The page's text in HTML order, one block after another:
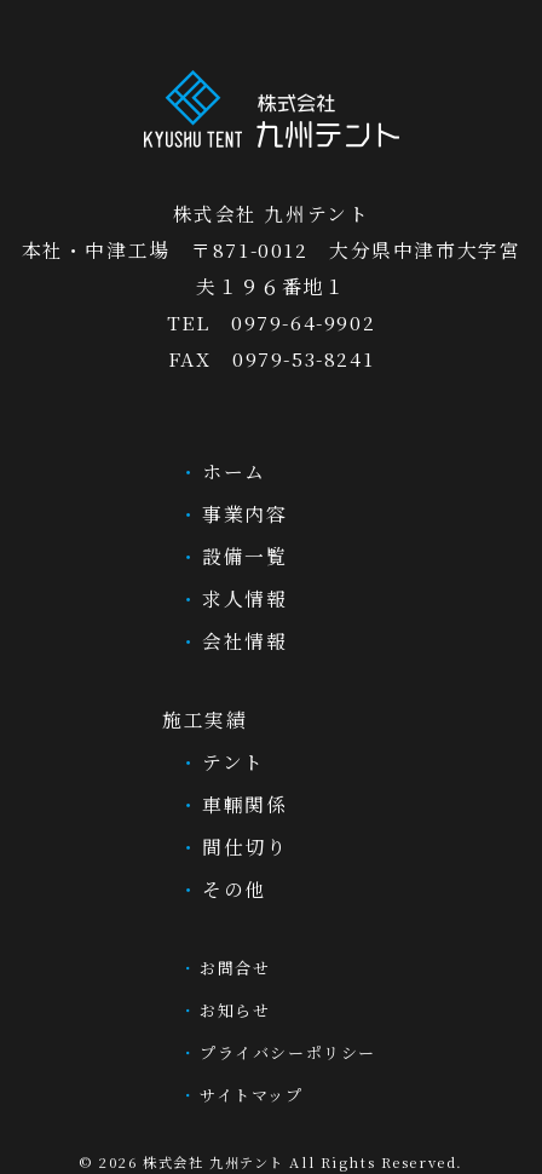
株式会社 九州テント
本社・中津工場 〒871-0012 大分県中津市大字宮
夫１９６番地１
TEL 0979-64-9902
FAX 0979-53-8241
ホーム
事業内容
設備一覧
求人情報
会社情報
施工実績
テント
車輛関係
間仕切り
その他
お問合せ
お知らせ
プライバシーポリシー
サイトマップ
© 2026株式会社 九州テント All Rights Reserved.